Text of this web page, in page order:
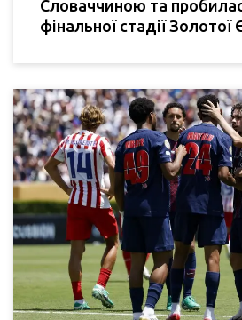
Словаччиною та
фінальної стадії Золотої